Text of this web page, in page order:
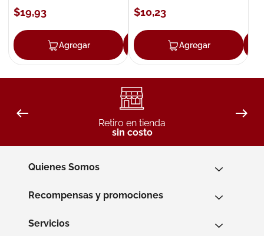
$19,93
Agregar Agregar
$10,23
Agregar
Retiro en tienda
sin costo
Quienes Somos
Recompensas y promociones
Servicios